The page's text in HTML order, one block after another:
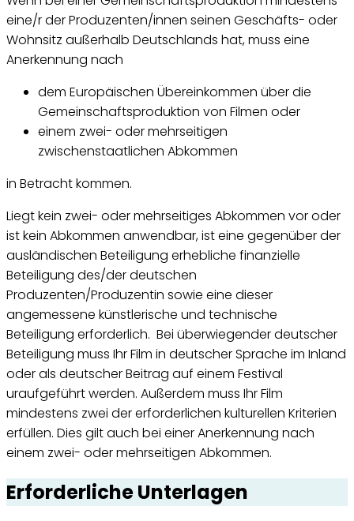
eine/r der Produzenten/innen seinen Geschäfts- oder
Wohnsitz außerhalb Deutschlands hat, muss eine
Anerkennung nach
dem Europäischen Übereinkommen über die
Gemeinschaftsproduktion von Filmen oder
einem zwei- oder mehrseitigen
zwischenstaatlichen Abkommen
in Betracht kommen.
Liegt kein zwei- oder mehrseitiges Abkommen vor oder
ist kein Abkommen anwendbar, ist eine gegenüber der
ausländischen Beteiligung erhebliche finanzielle
Beteiligung des/der deutschen
Produzenten/Produzentin sowie eine dieser
angemessene künstlerische und technische
Beteiligung erforderlich. Bei überwiegender deutscher
Beteiligung muss Ihr Film in deutscher Sprache im Inland
oder als deutscher Beitrag auf einem Festival
uraufgeführt werden. Außerdem muss Ihr Film
mindestens zwei der erforderlichen kulturellen Kriterien
erfüllen. Dies gilt auch bei einer Anerkennung nach
einem zwei- oder mehrseitigen Abkommen.
Erforderliche Unterlagen